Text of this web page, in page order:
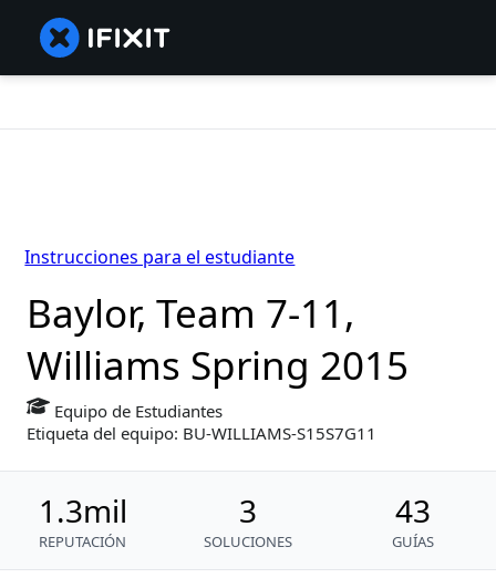
Baylor, Team 7-11,
Williams Spring 2015
Equipo de Estudiantes
Etiqueta del equipo: BU-WILLIAMS-S15S7G11
1.3mil
REPUTACIÓN
3
SOLUCIONES
43
GUÍAS
Instrucciones para el estudiante